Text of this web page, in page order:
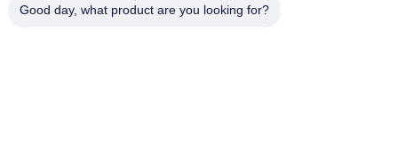
Visite De L'usine
Good day, what product are you looking for?